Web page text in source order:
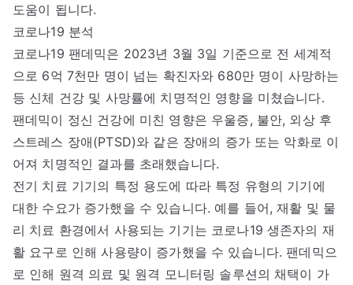
도움이 됩니다.
코로나19 분석
코로나19 팬데믹은 2023년 3월 3일 기준으로 전 세계적
으로 6억 7천만 명이 넘는 확진자와 680만 명이 사망하는
등 신체 건강 및 사망률에 치명적인 영향을 미쳤습니다.
팬데믹이 정신 건강에 미친 영향은 우울증, 불안, 외상 후
스트레스 장애(PTSD)와 같은 장애의 증가 또는 악화로 이
어져 치명적인 결과를 초래했습니다.
전기 치료 기기의 특정 용도에 따라 특정 유형의 기기에
대한 수요가 증가했을 수 있습니다. 예를 들어, 재활 및 물
리 치료 환경에서 사용되는 기기는 코로나19 생존자의 재
활 요구로 인해 사용량이 증가했을 수 있습니다. 팬데믹으
로 인해 원격 의료 및 원격 모니터링 솔루션의 채택이 가